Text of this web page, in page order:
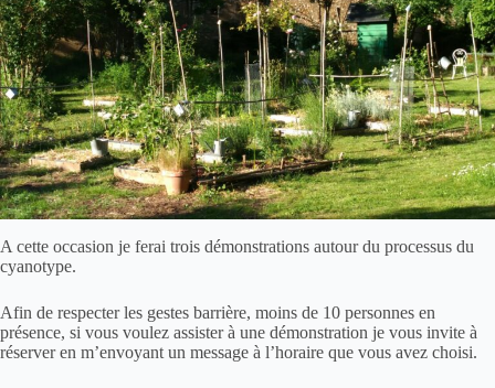
A cette occasion je ferai trois démonstrations autour du processus du
cyanotype.
Afin de respecter les gestes barrière, moins de 10 personnes en
présence, si vous voulez assister à une démonstration je vous invite à
réserver en m’envoyant un message à l’horaire que vous avez choisi.